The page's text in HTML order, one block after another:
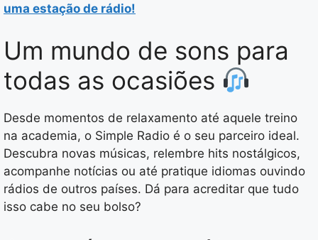
uma estação de rádio!
Um mundo de sons para
todas as ocasiões
Desde momentos de relaxamento até aquele treino
na academia, o Simple Radio é o seu parceiro ideal.
Descubra novas músicas, relembre hits nostálgicos,
acompanhe notícias ou até pratique idiomas ouvindo
rádios de outros países. Dá para acreditar que tudo
isso cabe no seu bolso?